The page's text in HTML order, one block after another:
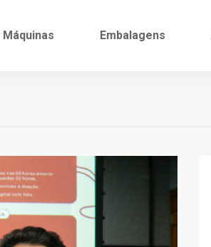
Máquinas Embalagens